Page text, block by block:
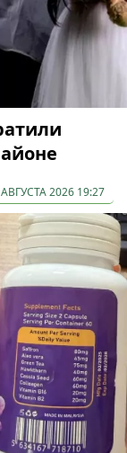
2026 19:27